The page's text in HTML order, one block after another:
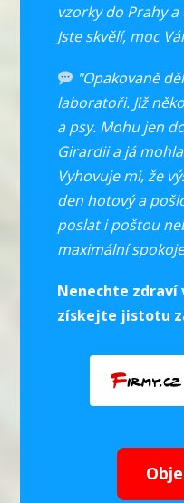
vzorky do Prahy
Jste skvělí, moc
"Opakovaně
laboratoři. Již
a psy. Mohu jen
Girardii a já
Vyhovuje mi, že
den hotový a
poslat i poštou
maximální
Nenechte zdraví
získejte jistotu